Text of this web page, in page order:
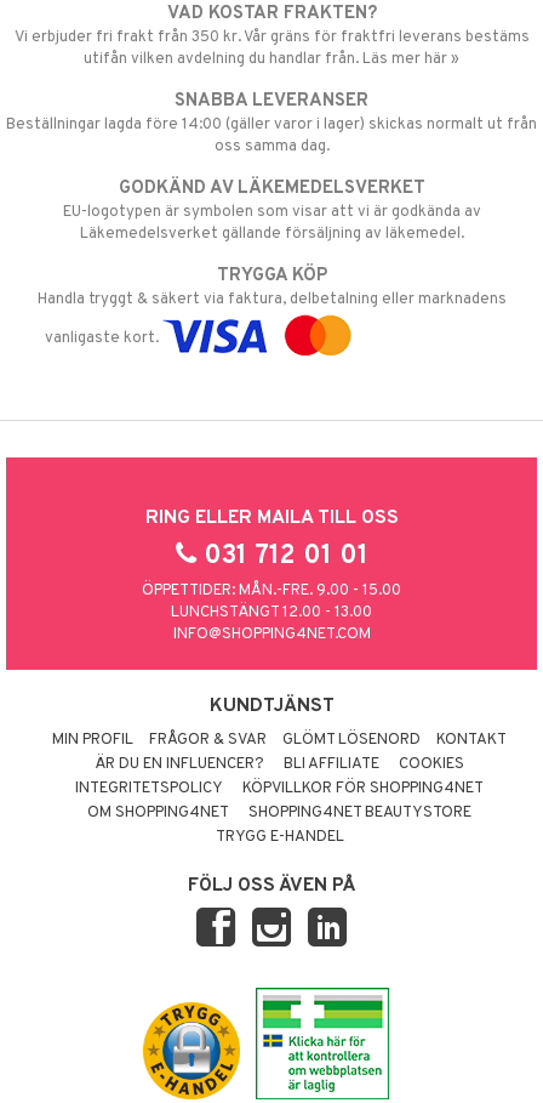
VAD KOSTAR FRAKTEN?
Vi erbjuder fri frakt från 350 kr. Vår gräns för fraktfri leverans bestäms
utifån vilken avdelning du handlar från. Läs mer här »
SNABBA LEVERANSER
Beställningar lagda före 14:00 (gäller varor i lager) skickas normalt ut från
oss samma dag.
GODKÄND AV LÄKEMEDELSVERKET
EU-logotypen är symbolen som visar att vi är godkända av
Läkemedelsverket gällande försäljning av läkemedel.
TRYGGA KÖP
Handla tryggt & säkert via faktura, delbetalning eller marknadens
vanligaste kort.
RING ELLER MAILA TILL OSS
031 712 01 01
ÖPPETTIDER: MÅN.-FRE. 9.00 - 15.00
LUNCHSTÄNGT 12.00 - 13.00
INFO@SHOPPING4NET.COM
KUNDTJÄNST
MIN PROFIL FRÅGOR & SVAR GLÖMT LÖSENORD
KONTAKT
ÄR DU EN INFLUENCER?
BLI AFFILIATE
COOKIES
INTEGRITETSPOLICY
KÖPVILLKOR FÖR SHOPPING4NET
OM SHOPPING4NET
SHOPPING4NET BEAUTYSTORE
TRYGG E-HANDEL
FÖLJ OSS ÄVEN PÅ